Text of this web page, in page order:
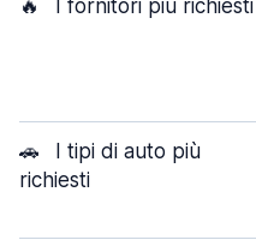
🔥 I fornitori più richiesti
🚗
I tipi di auto più
richiesti